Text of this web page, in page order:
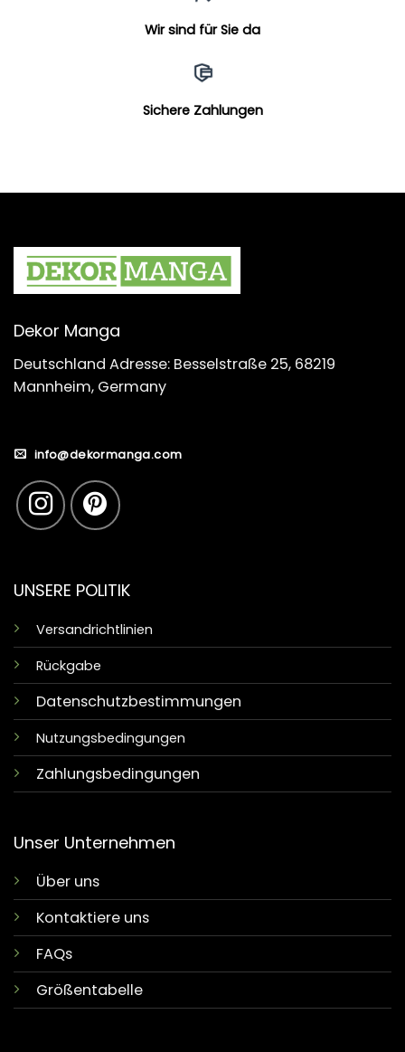
Wir sind für Sie da
Sichere Zahlungen
Dekor Manga
Deutschland Adresse: Besselstraße 25, 68219
Mannheim, Germany
info@dekormanga.com
UNSERE POLITIK
Versandrichtlinien
Rückgabe
Datenschutzbestimmungen
Nutzungsbedingungen
Zahlungsbedingungen
Unser Unternehmen
Über uns
Kontaktiere uns
FAQs
Größentabelle